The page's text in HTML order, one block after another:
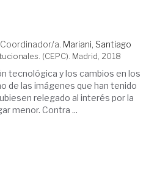
Coordinador/a. Mariani, Santiago
(CEPC). Madrid, 2018
tecnológica y los cambios en los
de las imágenes que han tenido
relegado al interés por la
menor. Contra ...